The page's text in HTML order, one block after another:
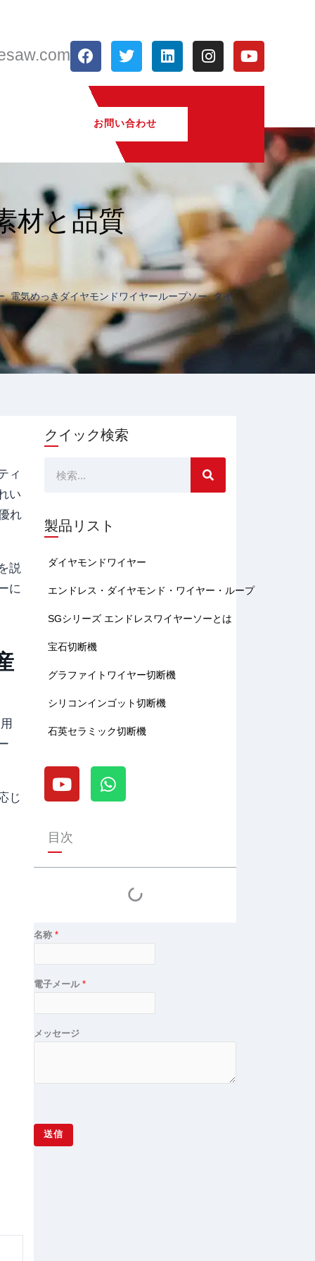
フ
ェ
ス
ブ
ッ
ツ
イ
ー
リ
ン
イ
イ
ン
Y
o
お問い合わせ
材と品質
,電気めっきダイヤモンドワイヤーループソー,タイ
ィ
い
れ
説
に
じ
クイック検索
検
製品リスト
ダイヤモンドワイヤー
エンドレス・ダイヤモンド・ワイヤー・ループ
SGシリーズ エンドレスワイヤーソーとは
宝石切断機
グラファイトワイヤー切断機
シリコンインゴット切断機
石英セラミック切断機
Y
o
u
u
b
e
W
h
a
p
目次
名称*
電子メール*
メッセージ
送信